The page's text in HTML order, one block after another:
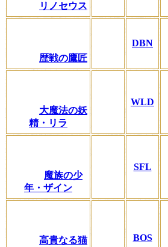
リノセウス
歴戦の鷹匠
DBN
大魔法の妖
精・リラ
WLD
魔族の少
年・ザイン
SFL
高貴なる猫
BOS